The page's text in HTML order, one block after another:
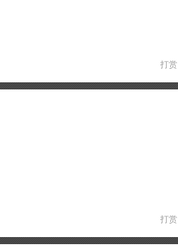
打赏
打赏